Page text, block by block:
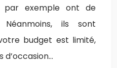
par exemple ont de
Néanmoins, ils sont
budget est limité,